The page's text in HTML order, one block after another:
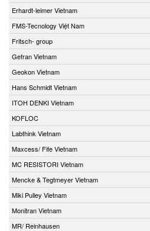
Erhardt-leimer Vietnam
FMS-Tecnology Việt Nam
Fritsch- group
Gefran Vietnam
Geokon Vietnam
Hans Schmidt Vietnam
ITOH DENKI Vietnam
KOFLOC
Labthink Vietnam
Maxcess/ Fife Vietnam
MC RESISTORI Vietnam
Mencke & Tegtmeyer Vietnam
Miki Pulley Vietnam
Monitran Vietnam
MR/ Reinhausen